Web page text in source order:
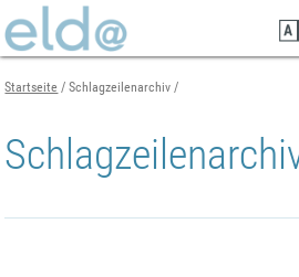
Seiteninhalt
springen
Navigation
springen
Mobilen
Navigation
springen
Startseite Schlagzeilenarchiv